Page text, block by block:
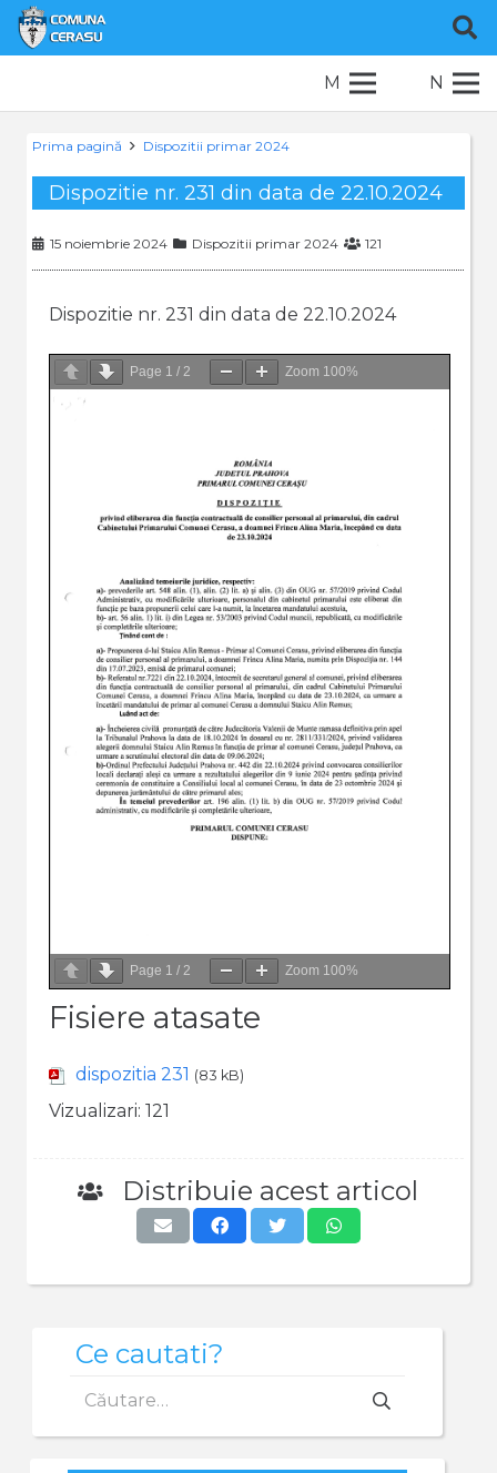
M N
Prima pagină Dispozitii primar 2024
Dispozitie nr. 231 din data de 22.10.2024
15 noiembrie 2024 Dispozitii primar 2024 121
Dispozitie nr. 231 din data de 22.10.2024
Page 1 / 2 Zoom 100%
Page 1 / 2 Zoom 100%
Fisiere atasate
dispozitia 231 (83 kB)
Vizualizari: 121
Distribuie acest articol
Ce cautati?
după: